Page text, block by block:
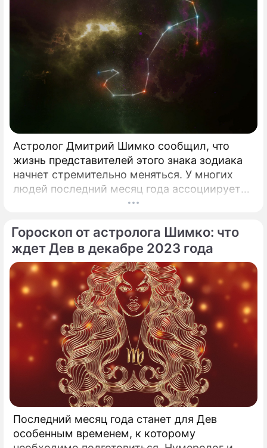
Астролог Дмитрий Шимко сообщил, что
жизнь представителей этого знака зодиака
начнет стремительно меняться. У многих
людей последний месяц года ассоциируется
с грядущими переменами и началом новой
Гороскоп от астролога Шимко: что
ждет Дев в декабре 2023 года
Последний месяц года станет для Дев
особенным временем, к которому